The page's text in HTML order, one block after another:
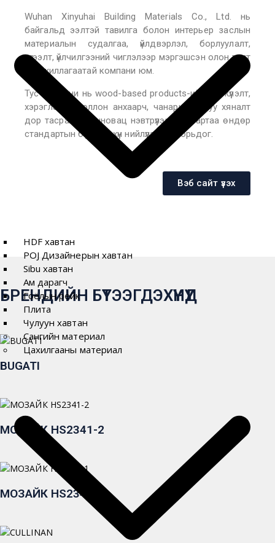
HDF хавтан
POJ Дизайнерын хавтан
Sibu хавтан
Ам дарагч
Гоёлын рейк
Плита
Чулуун хавтан
Сангийн материал
Цахилгааны материал
Wuhan Xinyuhai Building Materials Co., Ltd. нь
байгальд ээлтэй тавилга болон интерьер заслын
материалын судалгаа, үйлдвэрлэл, борлуулалт,
түгээлт, үйлчилгээний чиглэлээр мэргэшсэн олон талт
үйл ажиллагаатай компани юм.
Тус компани нь wood-based products-ийн хөгжүүлэлт,
хэрэглээнд голлон анхаарч, чанарын хатуу хяналт
дор тасралтгүй инновац нэвтрүүлэн, салбартаа өндөр
стандартын бүтээгдэхүүн нийлүүлэхийг зорьдог.
Вэб сайт үзэх
БРЕНДИЙН БҮТЭЭГДЭХҮҮНҮҮД
BUGATI
МОЗАЙК HS2341-2
МОЗАЙК HS2341-1